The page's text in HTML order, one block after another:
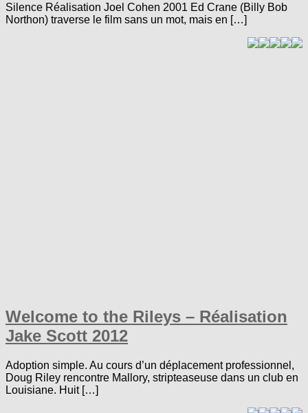
Silence Réalisation Joel Cohen 2001 Ed Crane (Billy Bob
Northon) traverse le film sans un mot, mais en […]
Welcome to the Rileys – Réalisation
Jake Scott 2012
Adoption simple. Au cours d’un déplacement professionnel,
Doug Riley rencontre Mallory, stripteaseuse dans un club en
Louisiane. Huit […]